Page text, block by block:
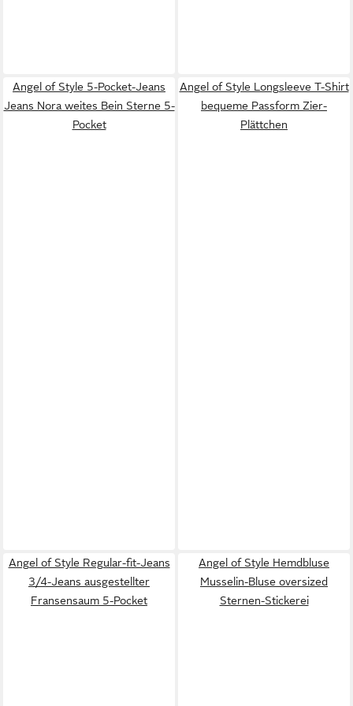
Angel of Style 5-Pocket-Jeans
Jeans Nora weites Bein Sterne 5-
Pocket
Angel of Style Longsleeve T-Shirt
bequeme Passform Zier-
Plättchen
Angel of Style Regular-fit-Jeans
3/4-Jeans ausgestellter
Fransensaum 5-Pocket
Angel of Style Hemdbluse
Musselin-Bluse oversized
Sternen-Stickerei